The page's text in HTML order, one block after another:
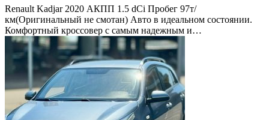
Renault Kadjar 2020 АКПП 1.5 dCi Пробег 97т/
км(Оригинальный не смотан) Авто в идеальном состоянии.
Комфортный кроссовер с самым надежным и…